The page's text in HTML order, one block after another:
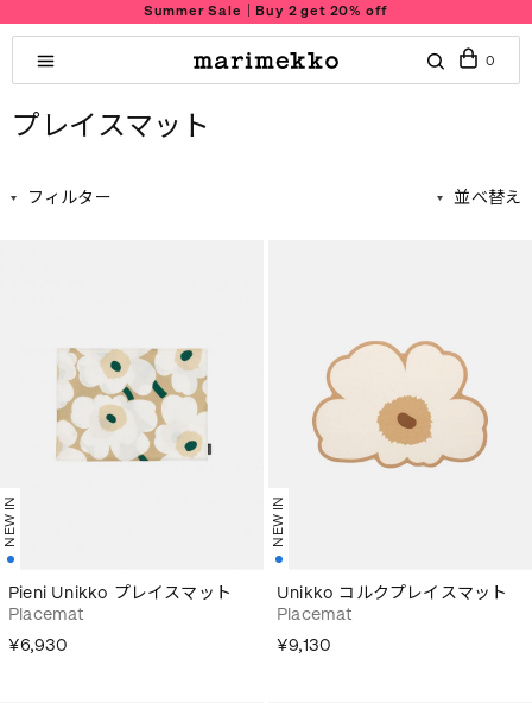
Summer Sale｜Buy 2 get 20% off
0
プレイスマット
フィルター 並べ替え
NEW IN
Pieni Unikko プレイスマット
Placemat
¥6,930
NEW IN
Unikko コルクプレイスマット
Placemat
¥9,130